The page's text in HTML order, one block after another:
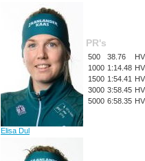
Elisa Dul
PR's
500 38.76
HV
1000 1:14.48 HV
1500 1:54.41 HV
3000 3:58.45 HV
5000 6:58.35 HV